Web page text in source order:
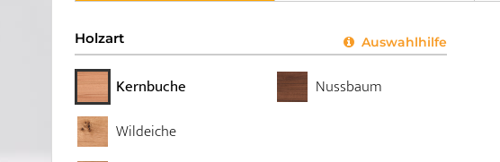
Holzart Auswahlhilfe
Kernbuche
Wildeiche
Nussbaum